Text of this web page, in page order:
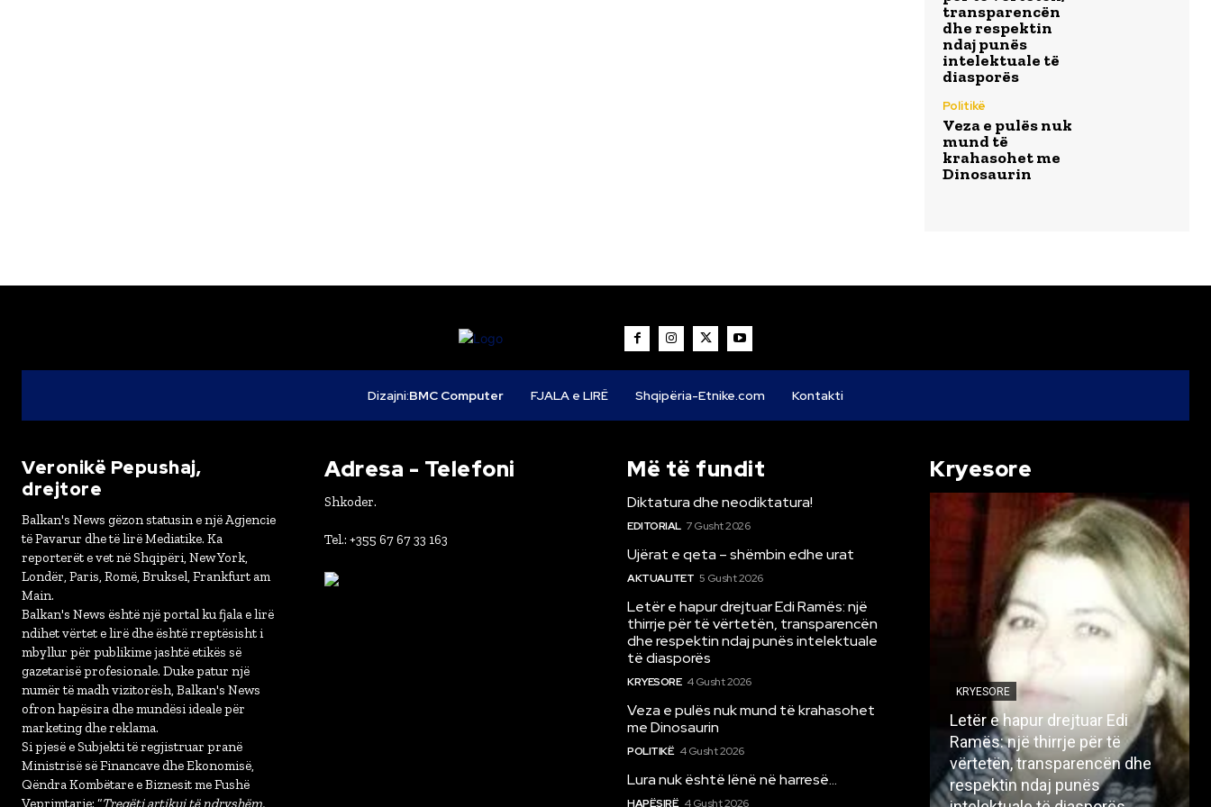
transparencën
dhe respektin
ndaj punës
intelektuale të
diasporës
Politikë
Veza e pulës nuk
mund të
krahasohet me
Dinosaurin
Dizajni:BMC Computer FJALA e LIRË Shqipëria-Etnike.com Kontakti
Veronikë Pepushaj,
drejtore
Balkan's News gëzon statusin e një Agjencie
të Pavarur dhe të lirë Mediatike. Ka
reporterët e vet në Shqipëri, New York,
Londër, Paris, Romë, Bruksel, Frankfurt am
Main.
Balkan's News është një portal ku fjala e lirë
ndihet vërtet e lirë dhe është rreptësisht i
mbyllur për publikime jashtë etikës së
gazetarisë profesionale. Duke patur një
numër të madh vizitorësh, Balkan's News
ofron hapësira dhe mundësi ideale për
marketing dhe reklama.
Si pjesë e Subjekti të regjistruar pranë
Ministrisë së Financave dhe Ekonomisë,
Qëndra Kombëtare e Biznesit me Fushë
Veprimtarie: “Tregëti artikuj të ndryshëm,
Adresa - Telefoni
Shkoder.
Tel.: +355 67 67 33 163
Më të fundit
Diktatura dhe neodiktatura!
EDITORIAL 7 Gusht 2026
Ujërat e qeta – shëmbin edhe urat
AKTUALITET 5 Gusht 2026
Letër e hapur drejtuar Edi Ramës: një
thirrje për të vërtetën, transparencën
dhe respektin ndaj punës intelektuale
të diasporës
KRYESORE 4 Gusht 2026
Veza e pulës nuk mund të krahasohet
me Dinosaurin
POLITIKË 4 Gusht 2026
Lura nuk është lënë në harresë…
HAPËSIRË 4 Gusht 2026
Kryesore
KRYESORE
Letër e hapur drejtuar Edi
Ramës: një thirrje për të
vërtetën, transparencën dhe
respektin ndaj punës